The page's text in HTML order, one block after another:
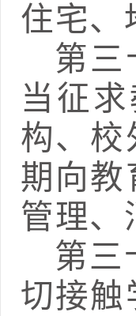
住宅、
第三
当征
构、校
期向教
管理、
第三
切接触